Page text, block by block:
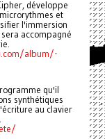
développe
et
l'immersion
accompagné
album/-
qu'il
synthétiques
au clavier